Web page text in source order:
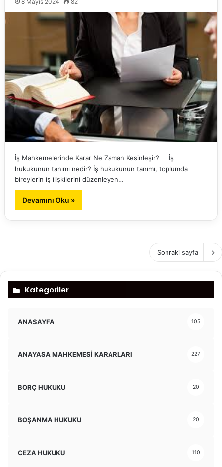
8 Mayıs 2024 82
İş Mahkemelerinde Karar Ne Zaman Kesinleşir? İş
hukukunun tanımı nedir? İş hukukunun tanımı, toplumda
bireylerin iş ilişkilerini düzenleyen…
Devamını Oku »
Sonraki sayfa
Kategoriler
ANASAYFA 105
ANAYASA MAHKEMESİ KARARLARI 227
BORÇ HUKUKU 20
BOŞANMA HUKUKU 20
CEZA HUKUKU 110